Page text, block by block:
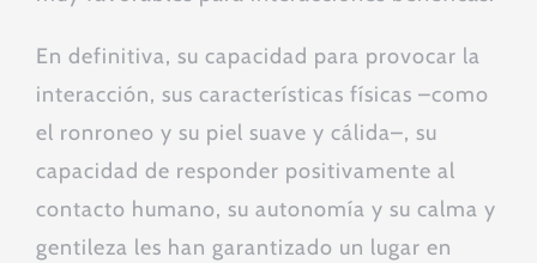
En definitiva, su capacidad para provocar la
interacción, sus características físicas –como
el ronroneo y su piel suave y cálida–, su
capacidad de responder positivamente al
contacto humano, su autonomía y su calma y
gentileza les han garantizado un lugar en